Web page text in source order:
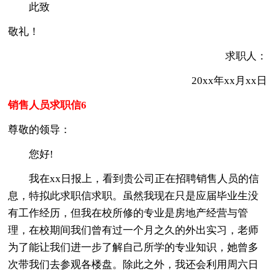
此致
敬礼！
求职人：
20xx年xx月xx日
销售人员求职信6
尊敬的领导：
您好!
我在xx日报上，看到贵公司正在招聘销售人员的信
息，特拟此求职信求职。虽然我现在只是应届毕业生没
有工作经历，但我在校所修的专业是房地产经营与管
理，在校期间我们曾有过一个月之久的外出实习，老师
为了能让我们进一步了解自己所学的专业知识，她曾多
次带我们去参观各楼盘。除此之外，我还会利用周六日